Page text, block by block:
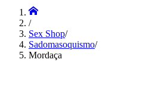
/
Sex Shop/
Sadomasoquismo/
Mordaça